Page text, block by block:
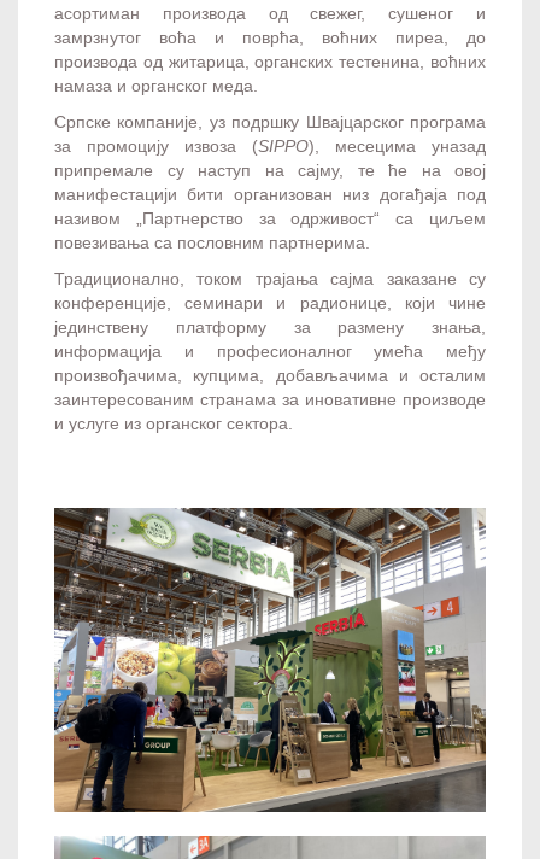
асортиман производа од свежег, сушеног и
замрзнутог воћа и поврћа, воћних пиреа, до
производа од житарица, органских тестенина, воћних
намаза и органског меда.
Српске компаније, уз подршку Швајцарског програма
за промоцију извоза (SIPPO), месецима уназад
припремале су наступ на сајму, те ће на овој
манифестацији бити организован низ догађаја под
називом „Партнерство за одрживост“ са циљем
повезивања са пословним партнерима.
Традиционално, током трајања сајма заказане су
конференције, семинари и радионице, који чине
јединствену платформу за размену знања,
информација и професионалног умећа међу
произвођачима, купцима, добављачима и осталим
заинтересованим странама за иновативне производе
и услуге из органског сектора.